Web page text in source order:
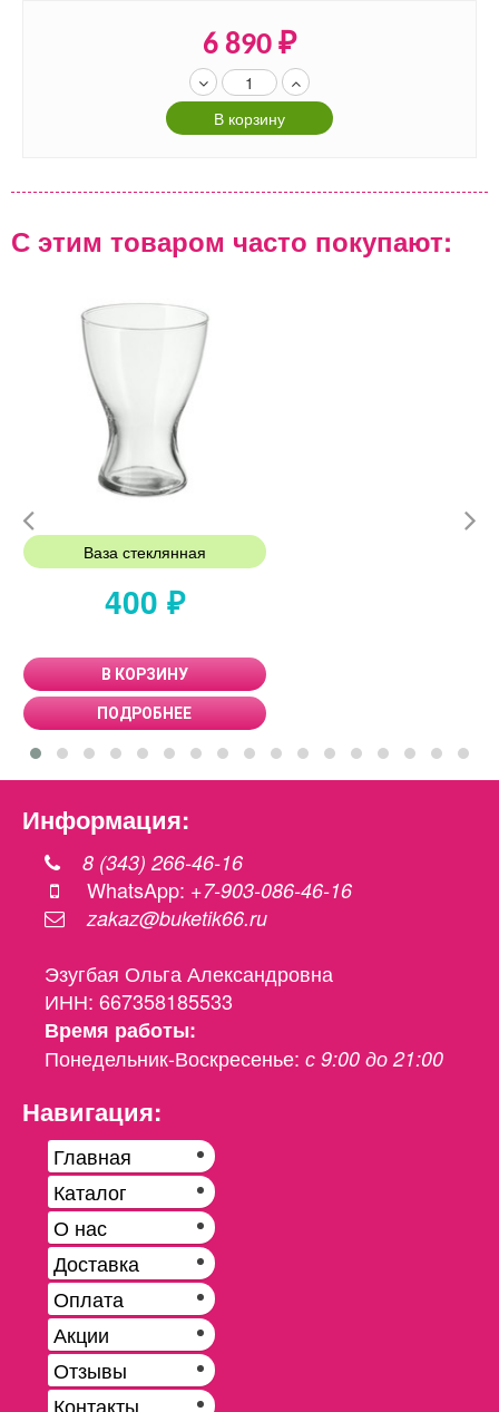
6 890 ₽
В корзину
С этим товаром часто покупают:
Ваза стеклянная
400 ₽
В КОРЗИНУ
ПОДРОБНЕЕ
Информация:
8 (343) 266-46-16
WhatsApp: +7-903-086-46-16
zakaz@buketik66.ru
Эзугбая Ольга Александровна
ИНН: 667358185533
Время работы:
Понедельник-Воскресенье: с 9:00 до 21:00
Навигация:
Главная
Каталог
О нас
Доставка
Оплата
Акции
Отзывы
Контакты